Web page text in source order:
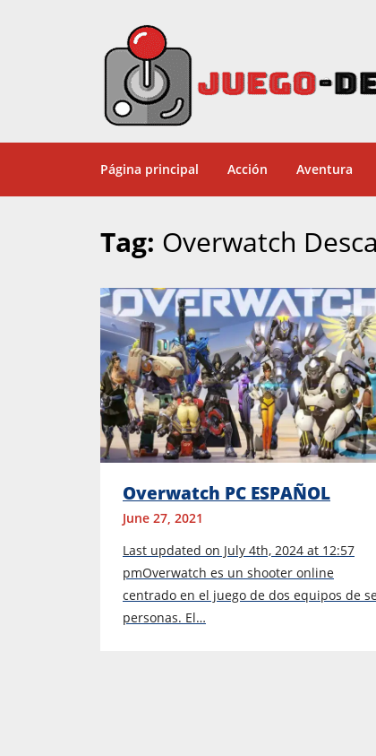
Página principal Acción Aventura
Tag: Overwatch
Overwatch PC ESPAÑOL
June 27, 2021
Last updated on July 4th, 2024 at 12:57
pmOverwatch es un shooter online
centrado en el juego de dos equipos de
personas. El…